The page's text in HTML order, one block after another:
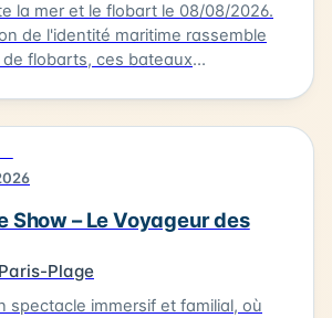
la mer et le flobart le 08/08/2026.
de l'identité maritime rassemble
flobarts, ces bateaux
également déguster des plats
de la mer, préparés par des
déroule à
Show – Le Voyageur des
Plage
spectacle immersif et familial, où